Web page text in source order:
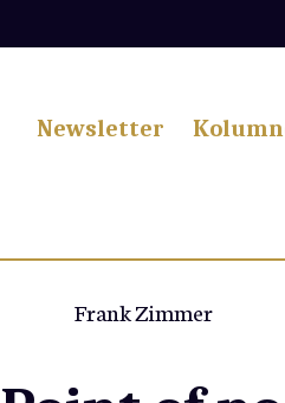
Newsletter
Frank Zimmer